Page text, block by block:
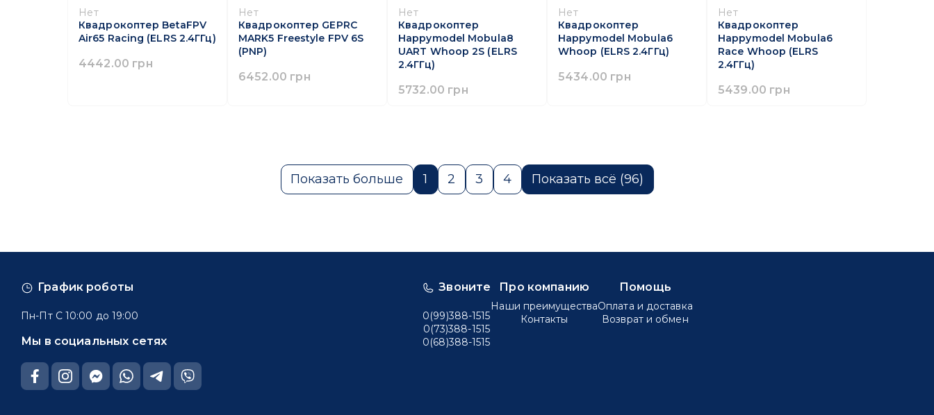
Нет
Квадрокоптер BetaFPV
Air65 Racing (ELRS 2.4ГГц)
4442.00 грн
Нет
Квадрокоптер GEPRC
MARK5 Freestyle FPV 6S
(PNP)
6452.00 грн
Нет
Квадрокоптер
Happymodel Mobula8
UART Whoop 2S (ELRS
2.4ГГц)
5732.00 грн
Нет
Квадрокоптер
Happymodel Mobula6
Whoop (ELRS 2.4ГГц)
5434.00 грн
Нет
Квадрокоптер
Happymodel Mobula6
Race Whoop (ELRS
2.4ГГц)
5439.00 грн
Показать больше 1 2 3 4 Показать всё (96)
График роботы
Пн-Пт С 10:00 до 19:00
Мы в социальных сетях
Звоните
0(99)388-1515
0(73)388-1515
0(68)388-1515
Про компанию
Наши преимущества
Контакты
Помощь
Оплата и доставка
Возврат и обмен